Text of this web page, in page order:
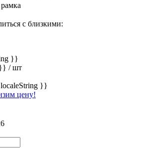
рамка
с близкими:
}}
/ шт
}}
цену!